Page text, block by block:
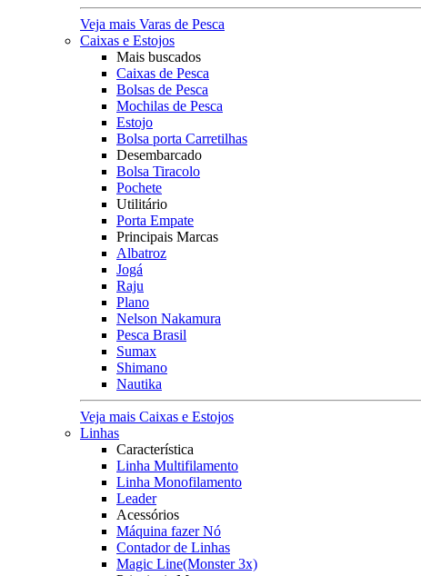
Veja mais Varas de Pesca
Caixas e Estojos
Mais buscados
Caixas de Pesca
Bolsas de Pesca
Mochilas de Pesca
Estojo
Bolsa porta Carretilhas
Desembarcado
Bolsa Tiracolo
Pochete
Utilitário
Porta Empate
Principais Marcas
Albatroz
Jogá
Raju
Plano
Nelson Nakamura
Pesca Brasil
Sumax
Shimano
Nautika
Veja mais Caixas e Estojos
Linhas
Característica
Linha Multifilamento
Linha Monofilamento
Leader
Acessórios
Máquina fazer Nó
Contador de Linhas
Magic Line(Monster 3x)